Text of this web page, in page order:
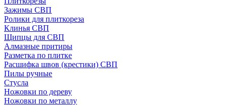
Зажимы СВП
Ролики для плиткореза
Клинья СВП
Щипцы для СВП
Алмазные притиры
Разметка по плитке
Расшифка швов (крестики) СВП
Пилы ручные
Стусла
Ножовки по дереву
Ножовки по металлу